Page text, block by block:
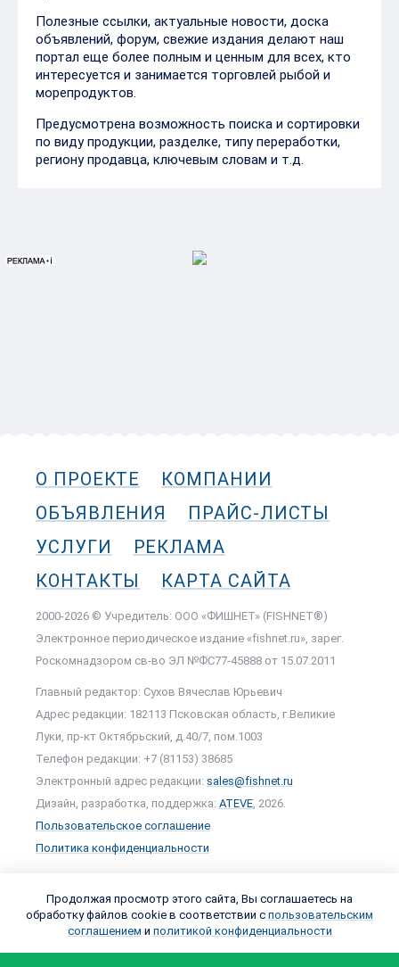
Полезные ссылки, актуальные новости, доска
объявлений, форум, свежие издания делают наш
портал еще более полным и ценным для всех, кто
интересуется и занимается торговлей рыбой и
морепродуктов.
Предусмотрена возможность поиска и сортировки
по виду продукции, разделке, типу переработки,
региону продавца, ключевым словам и т.д.
О ПРОЕКТЕ
КОМПАНИИ
ОБЪЯВЛЕНИЯ
ПРАЙС-ЛИСТЫ
УСЛУГИ
РЕКЛАМА
КОНТАКТЫ
КАРТА САЙТА
2000-2026 © Учредитель: ООО «ФИШНЕТ» (FISHNET®)
Электронное периодическое издание «fishnet.ru», зарег.
Роскомнадзором cв-во ЭЛ №ФС77-45888 от 15.07.2011
Главный редактор: Сухов Вячеслав Юрьевич
Адрес редакции: 182113 Псковская область, г.Великие
Луки, пр-кт Октябрьский, д.40/7, пом.1003
Телефон редакции: +7 (81153) 38685
Электронный адрес редакции: sales@fishnet.ru
Дизайн, разработка, поддержка: ATEVE, 2026.
Пользовательское соглашение
Политика конфиденциальности
Продолжая просмотр этого сайта, Вы соглашаетесь на
обработку файлов cookie в соответствии с пользовательским
соглашением и политикой конфиденциальности